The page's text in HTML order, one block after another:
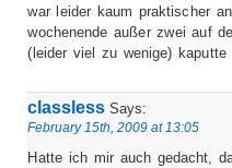
war leider kaum praktischer
wochenende außer zwei auf
(leider viel zu wenige) kaputte
classless Says:
February 15th, 2009 at 13:05
Hatte ich mir auch gedacht,